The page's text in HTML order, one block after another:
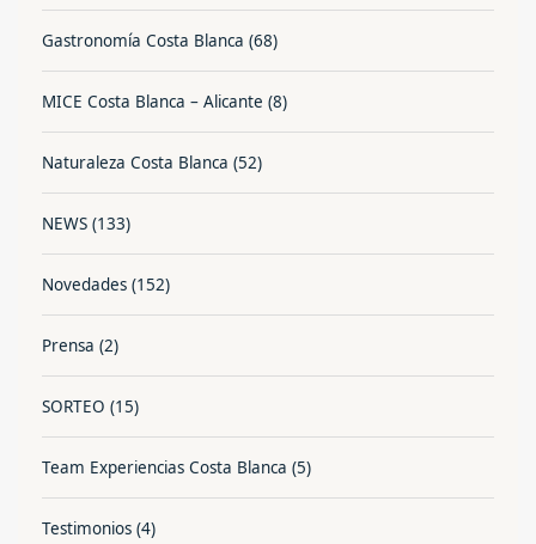
Gastronomía Costa Blanca (68)
MICE Costa Blanca – Alicante (8)
Naturaleza Costa Blanca (52)
NEWS (133)
Novedades (152)
Prensa (2)
SORTEO (15)
Team Experiencias Costa Blanca (5)
Testimonios (4)